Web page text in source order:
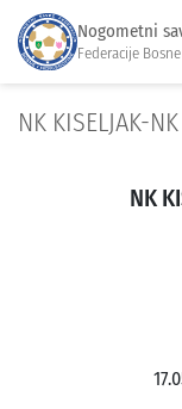
Nogometni
Federacije
NK KISELJAK-
NK